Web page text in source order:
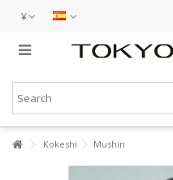
¥
Kokeshi Mushin